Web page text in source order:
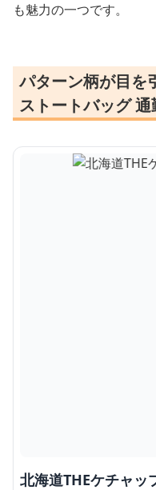
も魅力の一つです。
パターン柄が目を
ストートバッグ
北海道THEケチャッ